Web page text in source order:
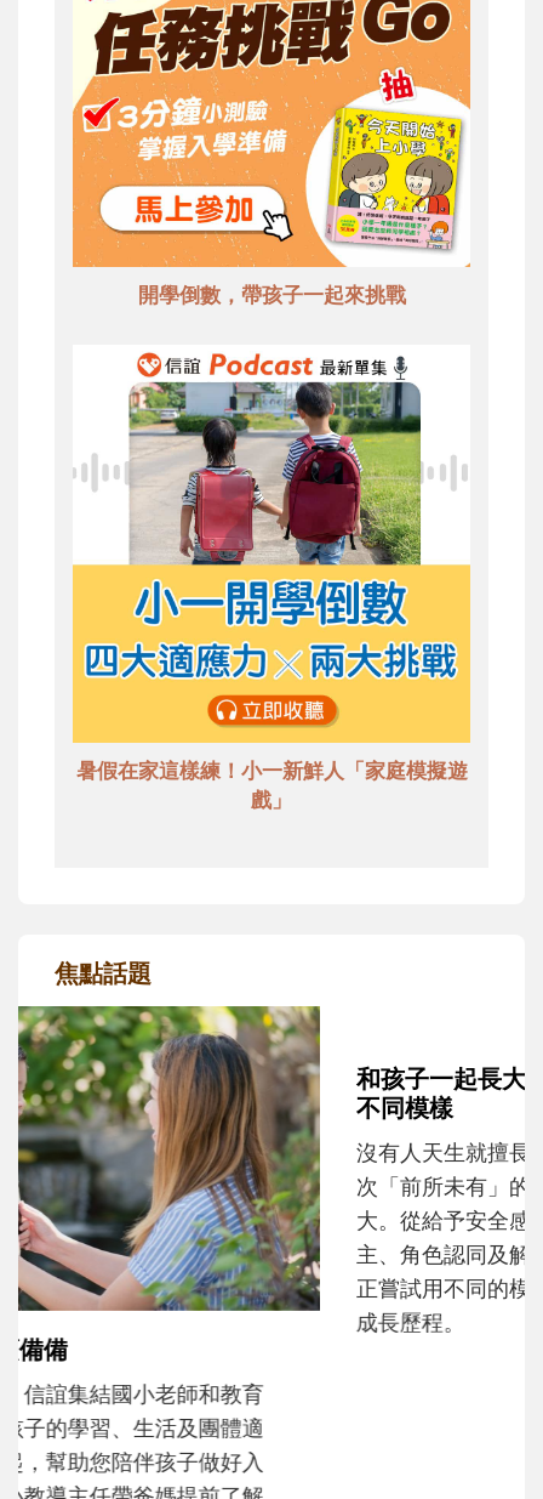
開學倒數，帶孩子一起來挑戰
暑假在家這樣練！小一新鮮人「家庭模擬遊
戲」
焦點話題
和孩子一起長大的那個男人│讀懂父親的
不同模樣
沒有人天生就擅長當爸爸！男人總是在一次
次「前所未有」的體驗中，跟著孩子一起長
大。從給予安全感的肢體遊戲，到獨立自
主、角色認同及解決問題的能力養成。爸爸
正嘗試用不同的模樣，參與孩子每個重要的